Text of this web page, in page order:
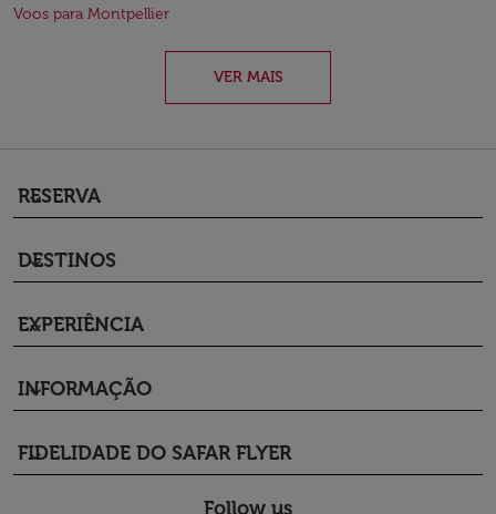
Voos para Montpellier
VER MAIS
RESERVA
keyboard_arrow_down
DESTINOS
keyboard_arrow_down
EXPERIÊNCIA
keyboard_arrow_down
INFORMAÇÃO
keyboard_arrow_down
FIDELIDADE DO SAFAR FLYER
keyboard_arrow_down
Follow us